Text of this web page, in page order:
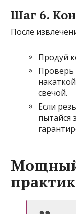
Шаг 6.
После
Продуй
Проверь
свечой.
Если
пытайся